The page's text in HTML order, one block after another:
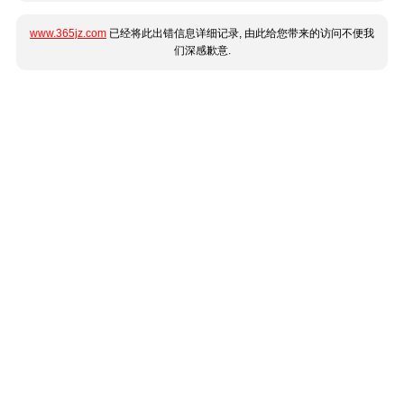
www.365jz.com 已经将此出错信息详细记录, 由此给您带来的访问不便我
们深感歉意.